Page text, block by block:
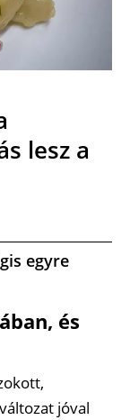
lesz a
egyre
és
jóval